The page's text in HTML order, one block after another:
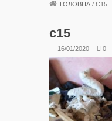
ГОЛОВНА / С15
с15
— 16/01/2020 0